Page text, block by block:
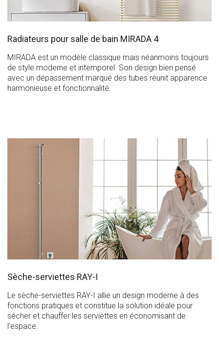
Radiateurs pour salle de bain MIRADA 4
MIRADA est un modèle classique mais néanmoins toujours
de style moderne et intemporel. Son design bien pensé
avec un dépassement marqué des tubes réunit apparence
harmonieuse et fonctionnalité.
Sèche-serviettes RAY-I
Le sèche-serviettes RAY-I allie un design moderne à des
fonctions pratiques et constitue la solution idéale pour
sécher et chauffer les serviettes en économisant de
l’espace.